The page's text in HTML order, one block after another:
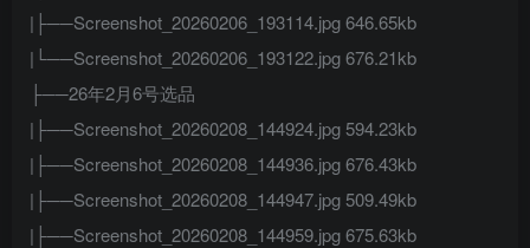
|├──Screenshot_20260206_193114.jpg 646.65kb
|└──Screenshot_20260206_193122.jpg 676.21kb
├──26年2月6号选品
|├──Screenshot_20260208_144924.jpg 594.23kb
|├──Screenshot_20260208_144936.jpg 676.43kb
|├──Screenshot_20260208_144947.jpg 509.49kb
|├──Screenshot_20260208_144959.jpg 675.63kb